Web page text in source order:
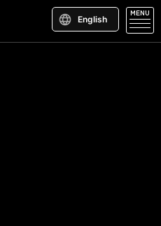
English
MENU